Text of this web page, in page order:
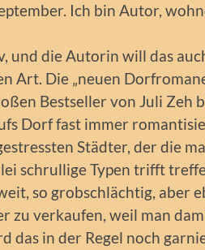
Ich bin Autor,
und die Autorin will das
Art. Die „neuen
Bestseller von Juli Zeh
Dorf fast immer
Städter, der die
schrullige Typen trifft
so grobschlächtig, aber
zu verkaufen, weil man
das in der Regel noch